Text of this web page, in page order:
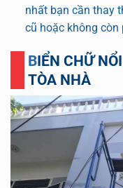
nhất bạn cần thay
cũ hoặc không còn
BIỂN CHỮ NỔI MÁI NHÀ, VĂN PHÒNG,
TÒA NHÀ